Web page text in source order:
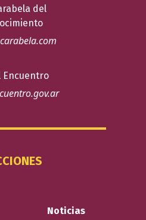
del
Encuentro
Noticias